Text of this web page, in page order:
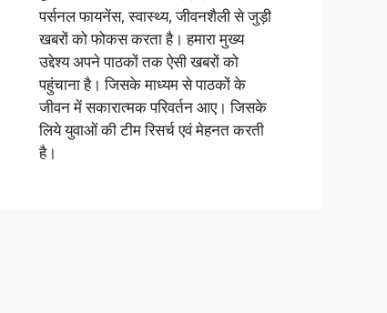
पर्सनल फायनेंस, स्वास्थ्य, जीवनशैली से जुड़ी
खबरों को फोकस करता है। हमारा मुख्य
उद्देश्य अपने पाठकों तक ऐसी खबरों को
पहुंचाना है। जिसके माध्यम से पाठकों के
जीवन में सकारात्मक परिवर्तन आए। जिसके
लिये युवाओं की टीम रिसर्च एवं मेहनत करती
है।